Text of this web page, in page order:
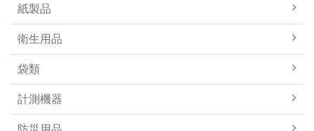
紙製品
衛生用品
袋類
計測機器